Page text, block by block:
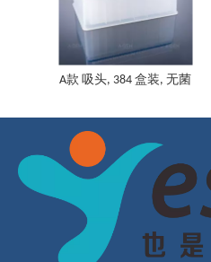
A款 吸头, 384 盒装, 无菌